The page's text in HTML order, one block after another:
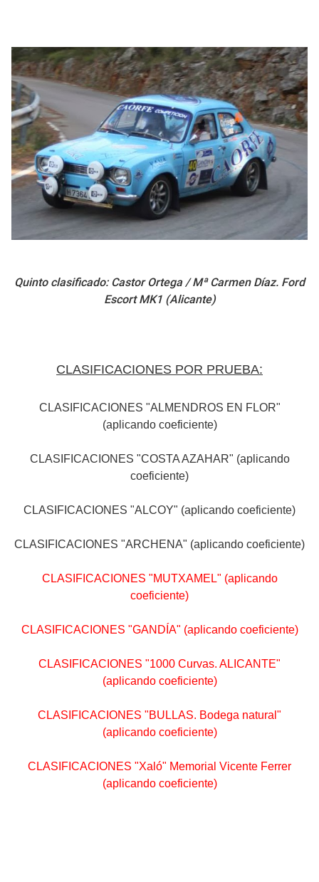
Quinto clasificado: Castor Ortega / Mª Carmen Díaz. Ford
Escort MK1 (Alicante)
CLASIFICACIONES POR PRUEBA:
CLASIFICACIONES "ALMENDROS EN FLOR"
(aplicando coeficiente)
CLASIFICACIONES "COSTA AZAHAR" (aplicando
coeficiente)
CLASIFICACIONES "ALCOY" (aplicando coeficiente)
CLASIFICACIONES "ARCHENA" (aplicando coeficiente)
CLASIFICACIONES "MUTXAMEL" (aplicando
coeficiente)
CLASIFICACIONES "GANDÍA" (aplicando coeficiente)
CLASIFICACIONES "1000 Curvas. ALICANTE"
(aplicando coeficiente)
CLASIFICACIONES "BULLAS. Bodega natural"
(aplicando coeficiente)
CLASIFICACIONES "Xaló" Memorial Vicente Ferrer
(aplicando coeficiente)